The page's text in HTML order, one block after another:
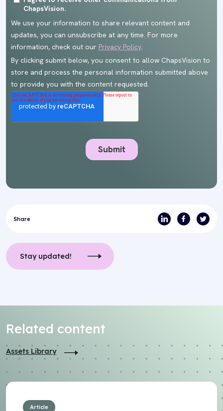
Share
Stay updated!
Related content
Assets Library
Article